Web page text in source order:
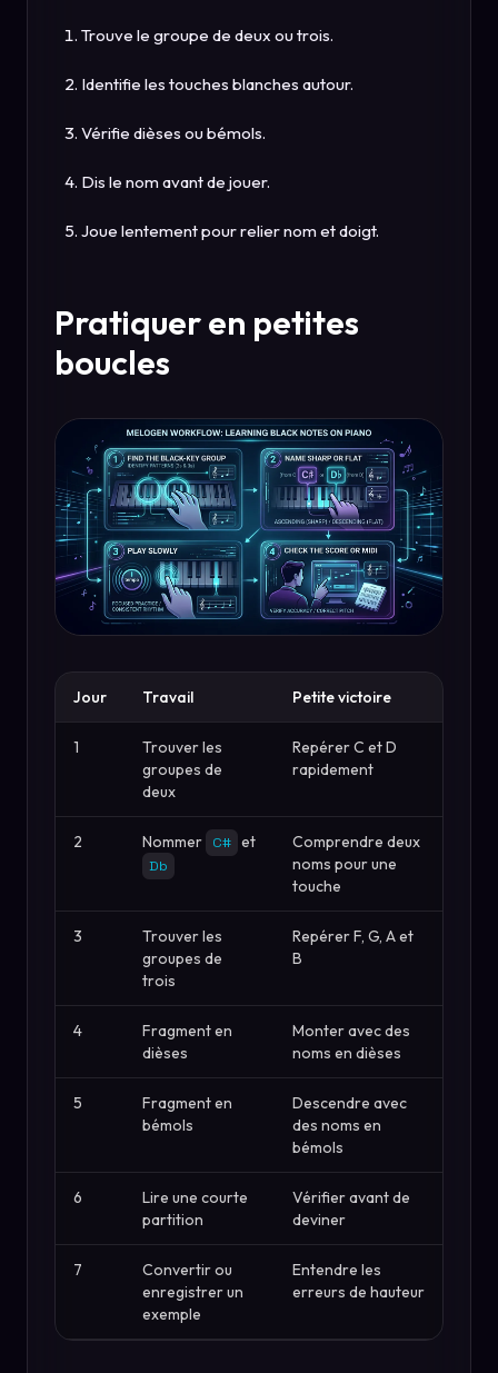
Trouve le groupe de deux ou trois.
Identifie les touches blanches autour.
Vérifie dièses ou bémols.
Dis le nom avant de jouer.
Joue lentement pour relier nom et doigt.
Pratiquer en petites
boucles
Jour Travail Petite victoire
1
Trouver les
groupes de
deux
Repérer C et D
rapidement
2 Nommer C# et
Db
Comprendre deux
noms pour une
touche
3
Trouver les
groupes de
trois
Repérer F, G, A et
B
4
Fragment en
dièses
Monter avec des
noms en dièses
5
Fragment en
bémols
Descendre avec
des noms en
bémols
6
Lire une courte
partition
Vérifier avant de
deviner
7
Convertir ou
enregistrer un
exemple
Entendre les
erreurs de hauteur